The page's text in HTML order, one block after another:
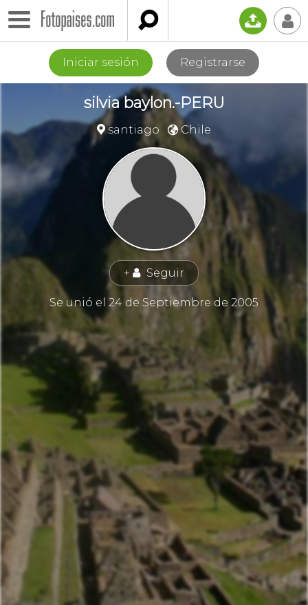
 📤 👤
Iniciar sesión Registrarse
silvia baylon.-PERU
santiago Chile
+ 👤 Seguir
Se unió el 24 de Septiembre de 2005